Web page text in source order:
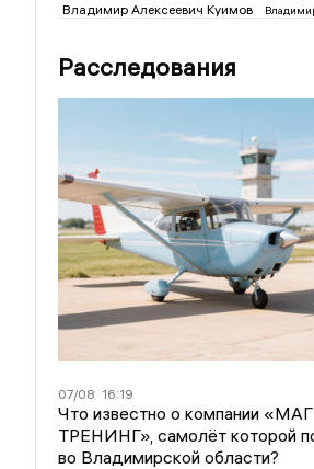
Владимир Алексеевич Куимов
Расследования
07/08 16:19
Что известно о компании
ТРЕНИНГ», самолёт которой
во Владимирской области?